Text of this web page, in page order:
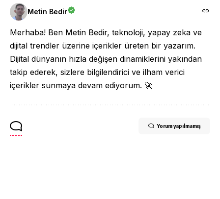
Metin Bedir
Merhaba! Ben Metin Bedir, teknoloji, yapay zeka ve
dijital trendler üzerine içerikler üreten bir yazarım.
Dijital dünyanın hızla değişen dinamiklerini yakından
takip ederek, sizlere bilgilendirici ve ilham verici
içerikler sunmaya devam ediyorum. 🚀
Yorum yapılmamış